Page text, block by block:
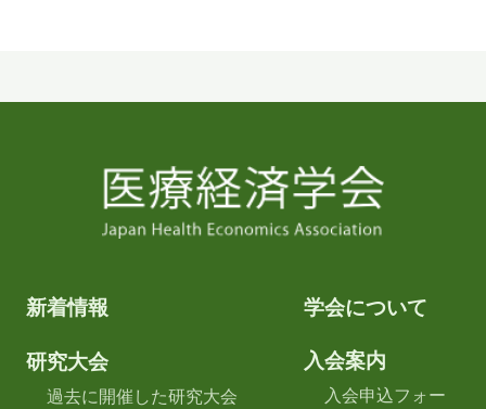
新着情報
研究大会
過去に開催した研究大会
学会について
入会案内
入会申込フォー